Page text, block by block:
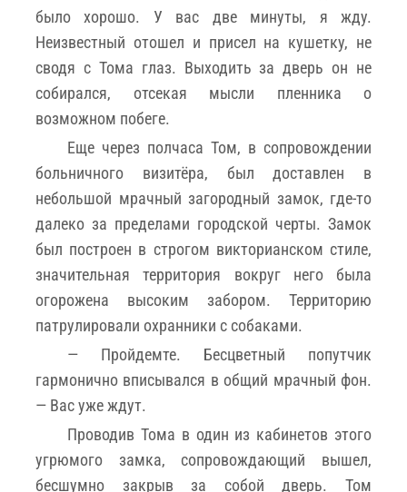
было хорошо. У вас две минуты, я жду.
Неизвестный отошел и присел на кушетку, не
сводя с Тома глаз. Выходить за дверь он не
собирался, отсекая мысли пленника о
возможном побеге.
Еще через полчаса Том, в сопровождении
больничного визитёра, был доставлен в
небольшой мрачный загородный замок, где-то
далеко за пределами городской черты. Замок
был построен в строгом викторианском стиле,
значительная территория вокруг него была
огорожена высоким забором. Территорию
патрулировали охранники с собаками.
— Пройдемте. Бесцветный попутчик
гармонично вписывался в общий мрачный фон.
— Вас уже ждут.
Проводив Тома в один из кабинетов этого
угрюмого замка, сопровождающий вышел,
бесшумно закрыв за собой дверь. Том